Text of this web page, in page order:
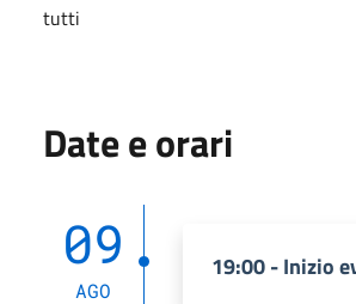
tutti
Date e orari
09
AGO
19:00 - Inizio